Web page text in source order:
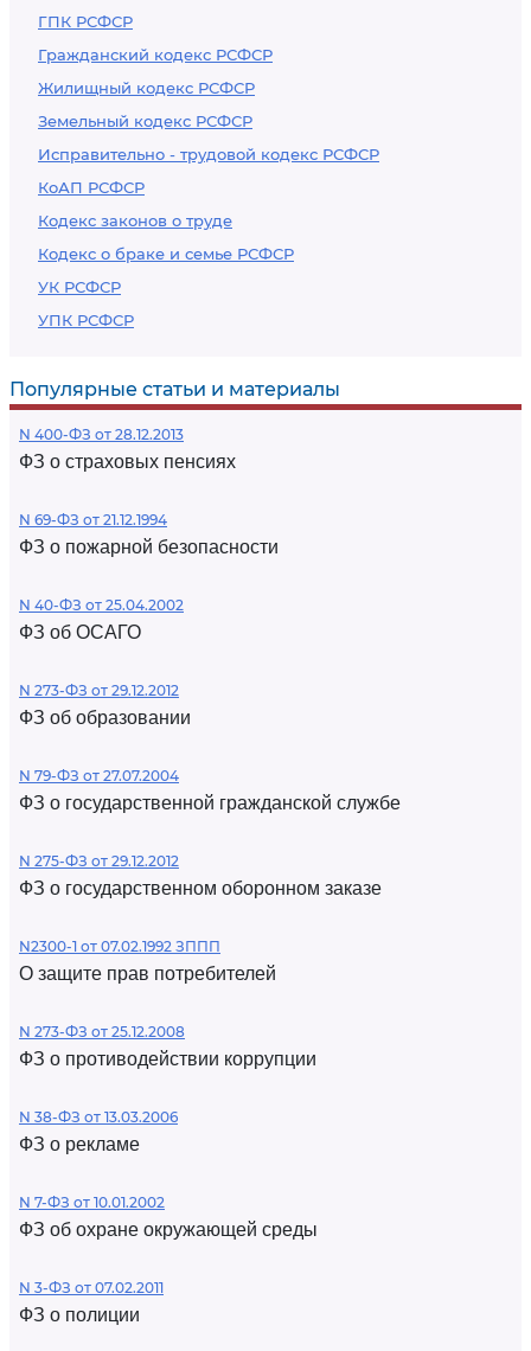
ГПК РСФСР
Гражданский кодекс РСФСР
Жилищный кодекс РСФСР
Земельный кодекс РСФСР
Исправительно - трудовой кодекс РСФСР
КоАП РСФСР
Кодекс законов о труде
Кодекс о браке и семье РСФСР
УК РСФСР
УПК РСФСР
Популярные статьи и материалы
N 400-ФЗ от 28.12.2013
ФЗ о страховых пенсиях
N 69-ФЗ от 21.12.1994
ФЗ о пожарной безопасности
N 40-ФЗ от 25.04.2002
ФЗ об ОСАГО
N 273-ФЗ от 29.12.2012
ФЗ об образовании
N 79-ФЗ от 27.07.2004
ФЗ о государственной гражданской службе
N 275-ФЗ от 29.12.2012
ФЗ о государственном оборонном заказе
N2300-1 от 07.02.1992 ЗППП
О защите прав потребителей
N 273-ФЗ от 25.12.2008
ФЗ о противодействии коррупции
N 38-ФЗ от 13.03.2006
ФЗ о рекламе
N 7-ФЗ от 10.01.2002
ФЗ об охране окружающей среды
N 3-ФЗ от 07.02.2011
ФЗ о полиции